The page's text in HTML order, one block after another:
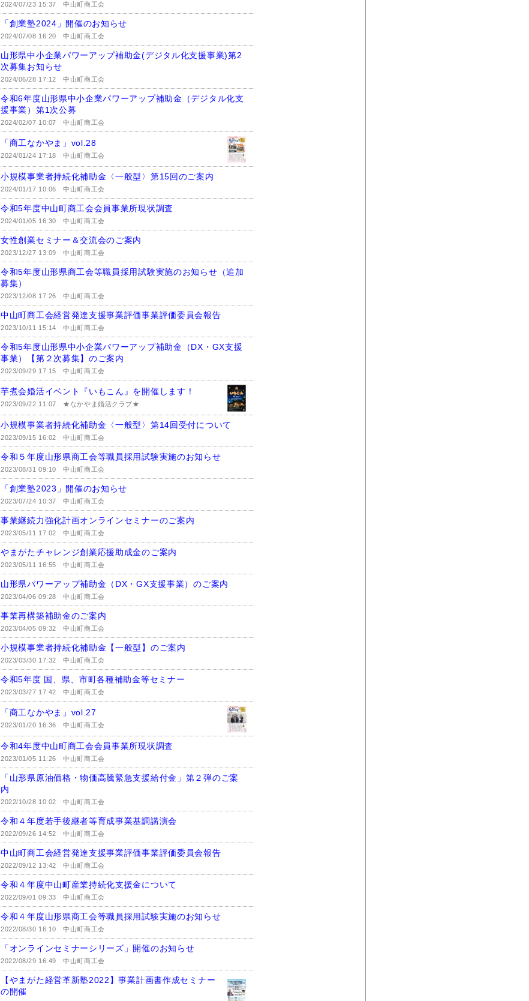
2024/07/23 15:37中山町商工会
「創業塾2024」開催のお知らせ
2024/07/08 16:20中山町商工会
山形県中小企業パワーアップ補助金(デジタル化支援事業)第2
次募集お知らせ
2024/06/28 17:12中山町商工会
令和6年度山形県中小企業パワーアップ補助金（デジタル化支
援事業）第1次公募
2024/02/07 10:07中山町商工会
「商工なかやま」vol.28
2024/01/24 17:18中山町商工会
小規模事業者持続化補助金〈一般型〉第15回のご案内
2024/01/17 10:06中山町商工会
令和5年度中山町商工会会員事業所現状調査
2024/01/05 16:30中山町商工会
女性創業セミナー＆交流会のご案内
2023/12/27 13:09中山町商工会
令和5年度山形県商工会等職員採用試験実施のお知らせ（追加
募集）
2023/12/08 17:26中山町商工会
中山町商工会経営発達支援事業評価事業評価委員会報告
2023/10/11 15:14中山町商工会
令和5年度山形県中小企業パワーアップ補助金（DX・GX支援
事業）【第２次募集】のご案内
2023/09/29 17:15中山町商工会
芋煮会婚活イベント『いもこん』を開催します！
2023/09/22 11:07 ★なかやま婚活クラブ★
小規模事業者持続化補助金〈一般型〉第14回受付について
2023/09/15 16:02中山町商工会
令和５年度山形県商工会等職員採用試験実施のお知らせ
2023/08/31 09:10中山町商工会
「創業塾2023」開催のお知らせ
2023/07/24 10:37中山町商工会
事業継続力強化計画オンラインセミナーのご案内
2023/05/11 17:02中山町商工会
やまがたチャレンジ創業応援助成金のご案内
2023/05/11 16:55中山町商工会
山形県パワーアップ補助金（DX・GX支援事業）のご案内
2023/04/06 09:28中山町商工会
事業再構築補助金のご案内
2023/04/05 09:32中山町商工会
小規模事業者持続化補助金【一般型】のご案内
2023/03/30 17:32中山町商工会
令和5年度 国、県、市町各種補助金等セミナー
2023/03/27 17:42中山町商工会
「商工なかやま」vol.27
2023/01/20 16:36中山町商工会
令和4年度中山町商工会会員事業所現状調査
2023/01/05 11:26中山町商工会
「山形県原油価格・物価高騰緊急支援給付金」第２弾のご案
内
2022/10/28 10:02中山町商工会
令和４年度若手後継者等育成事業基調講演会
2022/09/26 14:52中山町商工会
中山町商工会経営発達支援事業評価事業評価委員会報告
2022/09/12 13:42中山町商工会
令和４年度中山町産業持続化支援金について
2022/09/01 09:33中山町商工会
令和４年度山形県商工会等職員採用試験実施のお知らせ
2022/08/30 16:10中山町商工会
「オンラインセミナーシリーズ」開催のお知らせ
2022/08/29 16:49中山町商工会
【やまがた経営革新塾2022】事業計画書作成セミナー
の開催